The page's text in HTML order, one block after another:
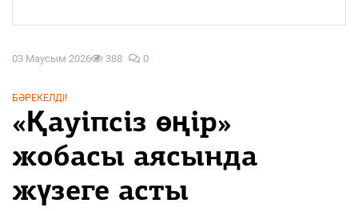
03 Маусым 2026 388 0
БӘРЕКЕЛДІ!
«Қауіпсіз өңір»
жобасы аясында
жүзеге асты